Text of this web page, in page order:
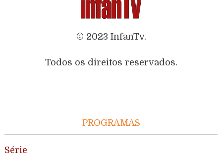
© 2023 InfanTv.
Todos os direitos reservados.
PROGRAMAS
Série